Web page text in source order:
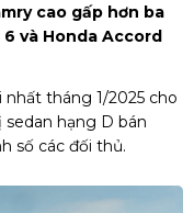
cao gấp hơn ba
6 và Honda Accord
tháng 1/2025 cho
hạng D bán
số các đối thủ.